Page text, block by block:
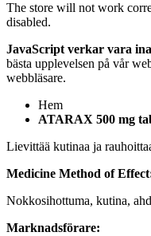
The store will not work
disabled.
JavaScript verkar vara
bästa upplevelsen på vår
webbläsare.
Hem
ATARAX 500 mg
Lievittää kutinaa ja
Medicine Method of
Nokkosihottuma, kutina,
Marknadsförare: